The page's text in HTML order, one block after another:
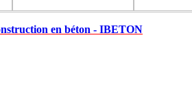
en béton - IBETON